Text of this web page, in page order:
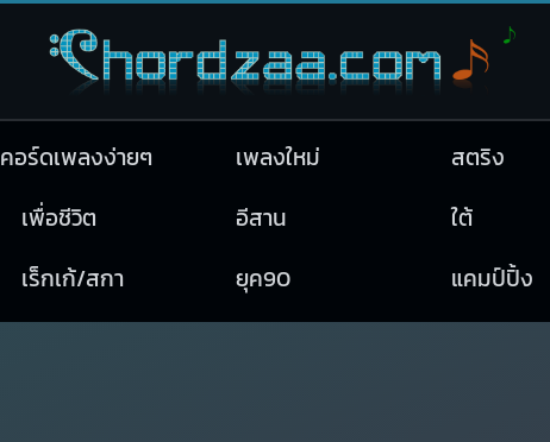
คอร์ดเพลงง่ายๆ เพลงใหม่
สตริง
เพื่อชีวิต อีสาน
ใต้
เร็กเก้/สกา ยุค90 แคมป์ปิ้ง